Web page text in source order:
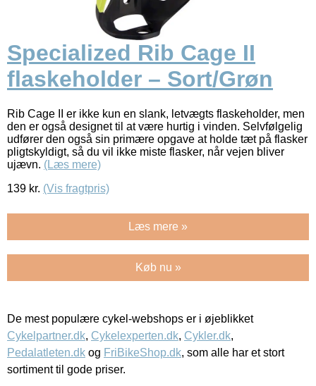
Specialized Rib Cage II
flaskeholder – Sort/Grøn
Rib Cage II er ikke kun en slank, letvægts flaskeholder, men
den er også designet til at være hurtig i vinden. Selvfølgelig
udfører den også sin primære opgave at holde tæt på flasker
pligtskyldigt, så du vil ikke miste flasker, når vejen bliver
ujævn. (Læs mere)
139 kr. (Vis fragtpris)
Læs mere »
Køb nu »
De mest populære cykel-webshops er i øjeblikket
Cykelpartner.dk, Cykelexperten.dk, Cykler.dk,
Pedalatleten.dk og FriBikeShop.dk, som alle har et stort
sortiment til gode priser.